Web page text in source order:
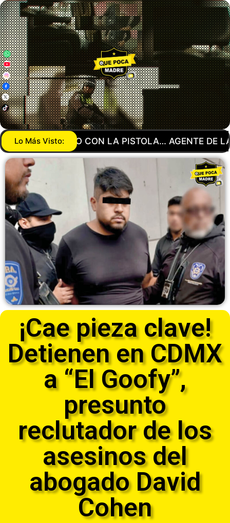
Lo Más Visto:
DE LA GUARDIA NACIONAL MANDA A SU
¡Cae pieza clave!
Detienen en CDMX
a “El Goofy”,
presunto
reclutador de los
asesinos del
abogado David
Cohen